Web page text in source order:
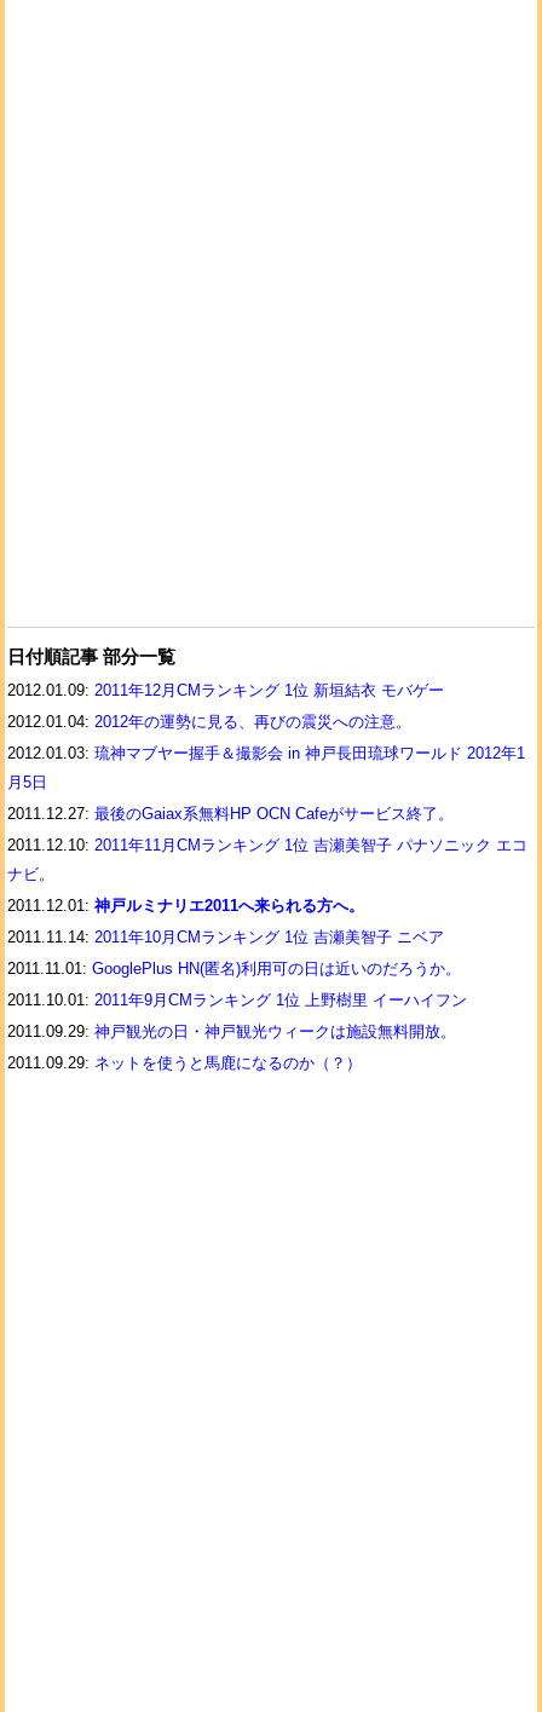
日付順記事 部分一覧
2012.01.09: 2011年12月CMランキング 1位 新垣結衣 モバゲー
2012.01.04: 2012年の運勢に見る、再びの震災への注意。
2012.01.03: 琉神マブヤー握手＆撮影会 in 神戸長田琉球ワールド 2012年1
月5日
2011.12.27: 最後のGaiax系無料HP OCN Cafeがサービス終了。
2011.12.10: 2011年11月CMランキング 1位 吉瀬美智子 パナソニック エコ
ナビ。
2011.12.01: 神戸ルミナリエ2011へ来られる方へ。
2011.11.14: 2011年10月CMランキング 1位 吉瀬美智子 ニベア
2011.11.01: GooglePlus HN(匿名)利用可の日は近いのだろうか。
2011.10.01: 2011年9月CMランキング 1位 上野樹里 イーハイフン
2011.09.29: 神戸観光の日・神戸観光ウィークは施設無料開放。
2011.09.29: ネットを使うと馬鹿になるのか（？）